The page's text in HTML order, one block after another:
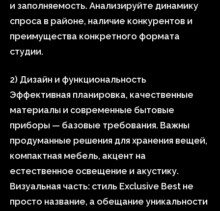
и заполняемость. Анализируйте динамику
спроса в районе, наличие конкурентов и
преимущества конкретного формата
студии.
2) Дизайн и функциональность
Эффективная планировка, качественные
материалы и современные бытовые
приборы — базовые требования. Важны
продуманные решения для хранения вещей,
компактная мебель, акцент на
естественное освещение и акустику.
Визуальная часть: стиль Exclusive Best не
просто название, а обещание уникальности